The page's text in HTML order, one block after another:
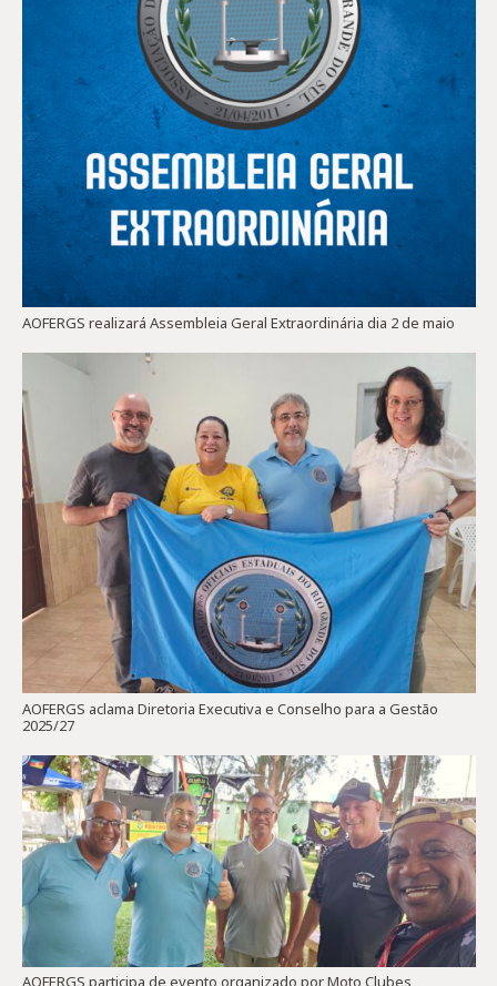
AOFERGS realizará Assembleia Geral Extraordinária dia 2 de maio
AOFERGS aclama Diretoria Executiva e Conselho para a Gestão
2025/27